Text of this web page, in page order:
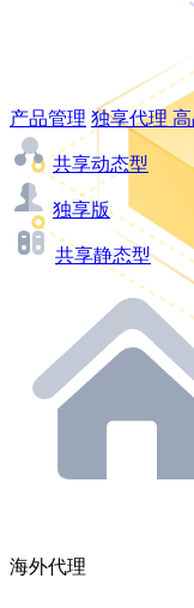
产品管理 独享代理
共享动态型
独享版
共享静态型
海外代理